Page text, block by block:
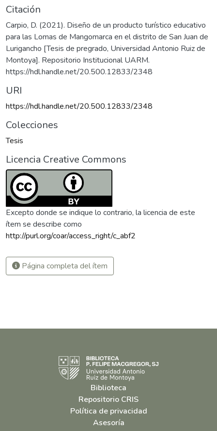
Citación
Carpio, D. (2021). Diseño de un producto turístico educativo
para las Lomas de Mangomarca en el distrito de San Juan de
Lurigancho [Tesis de pregrado, Universidad Antonio Ruiz de
Montoya]. Repositorio Institucional UARM.
https://hdl.handle.net/20.500.12833/2348
URI
https://hdl.handle.net/20.500.12833/2348
Colecciones
Tesis
Licencia Creative Commons
Excepto donde se indique lo contrario, la licencia de este
ítem se describe como
http://purl.org/coar/access_right/c_abf2
Página completa del ítem
Biblioteca
Repositorio CRIS
Política de privacidad
Asesoría